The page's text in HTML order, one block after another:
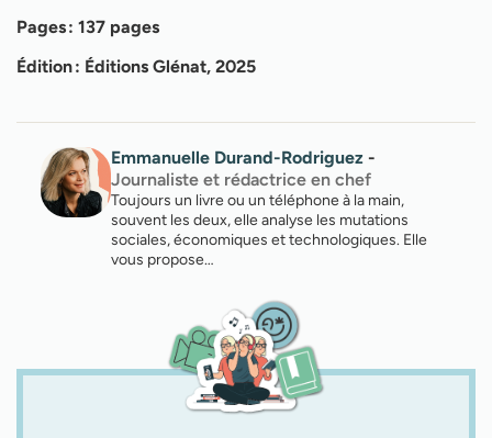
Pages : 137 pages
Édition : Éditions Glénat, 2025
Emmanuelle Durand-Rodriguez -
Journaliste et rédactrice en chef
Toujours un livre ou un téléphone à la main,
souvent les deux, elle analyse les mutations
sociales, économiques et technologiques. Elle
vous propose…